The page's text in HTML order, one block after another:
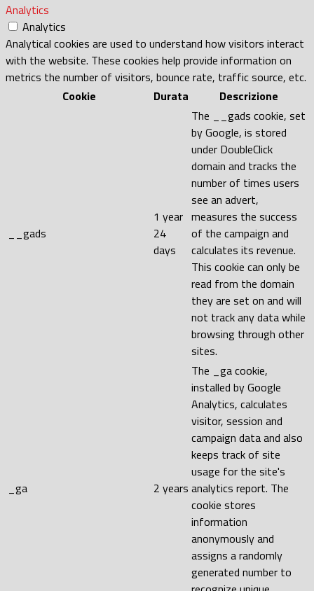
Analytics
Analytics
Analytical cookies are used to understand how visitors interact
with the website. These cookies help provide information on
metrics the number of visitors, bounce rate, traffic source, etc.
Cookie
Durata Descrizione
__gads
1 year
24
days
The __gads cookie, set
by Google, is stored
under DoubleClick
domain and tracks the
number of times users
see an advert,
measures the success
of the campaign and
calculates its revenue.
This cookie can only be
read from the domain
they are set on and will
not track any data while
browsing through other
sites.
_ga 2 years
The _ga cookie,
installed by Google
Analytics, calculates
visitor, session and
campaign data and also
keeps track of site
usage for the site's
analytics report. The
cookie stores
information
anonymously and
assigns a randomly
generated number to